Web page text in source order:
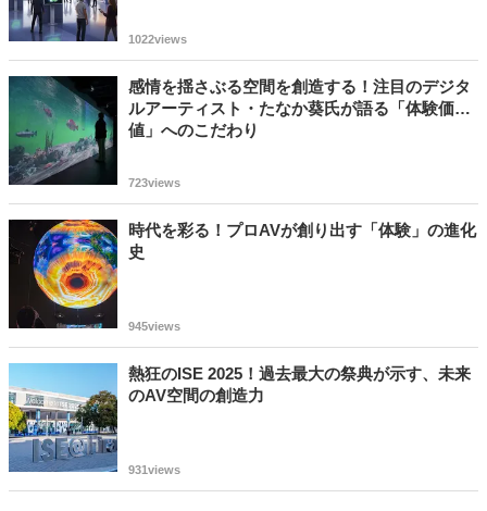
1022views
感情を揺さぶる空間を創造する！注目のデジタ
ルアーティスト・たなか葵氏が語る「体験価
値」へのこだわり
723views
時代を彩る！プロAVが創り出す「体験」の進化
史
945views
熱狂のISE 2025！過去最大の祭典が示す、未来
のAV空間の創造力
931views